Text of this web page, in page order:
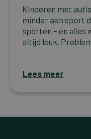
Kinderen met
minder aan sport
sporten – en alles
altijd leuk.
Lees meer